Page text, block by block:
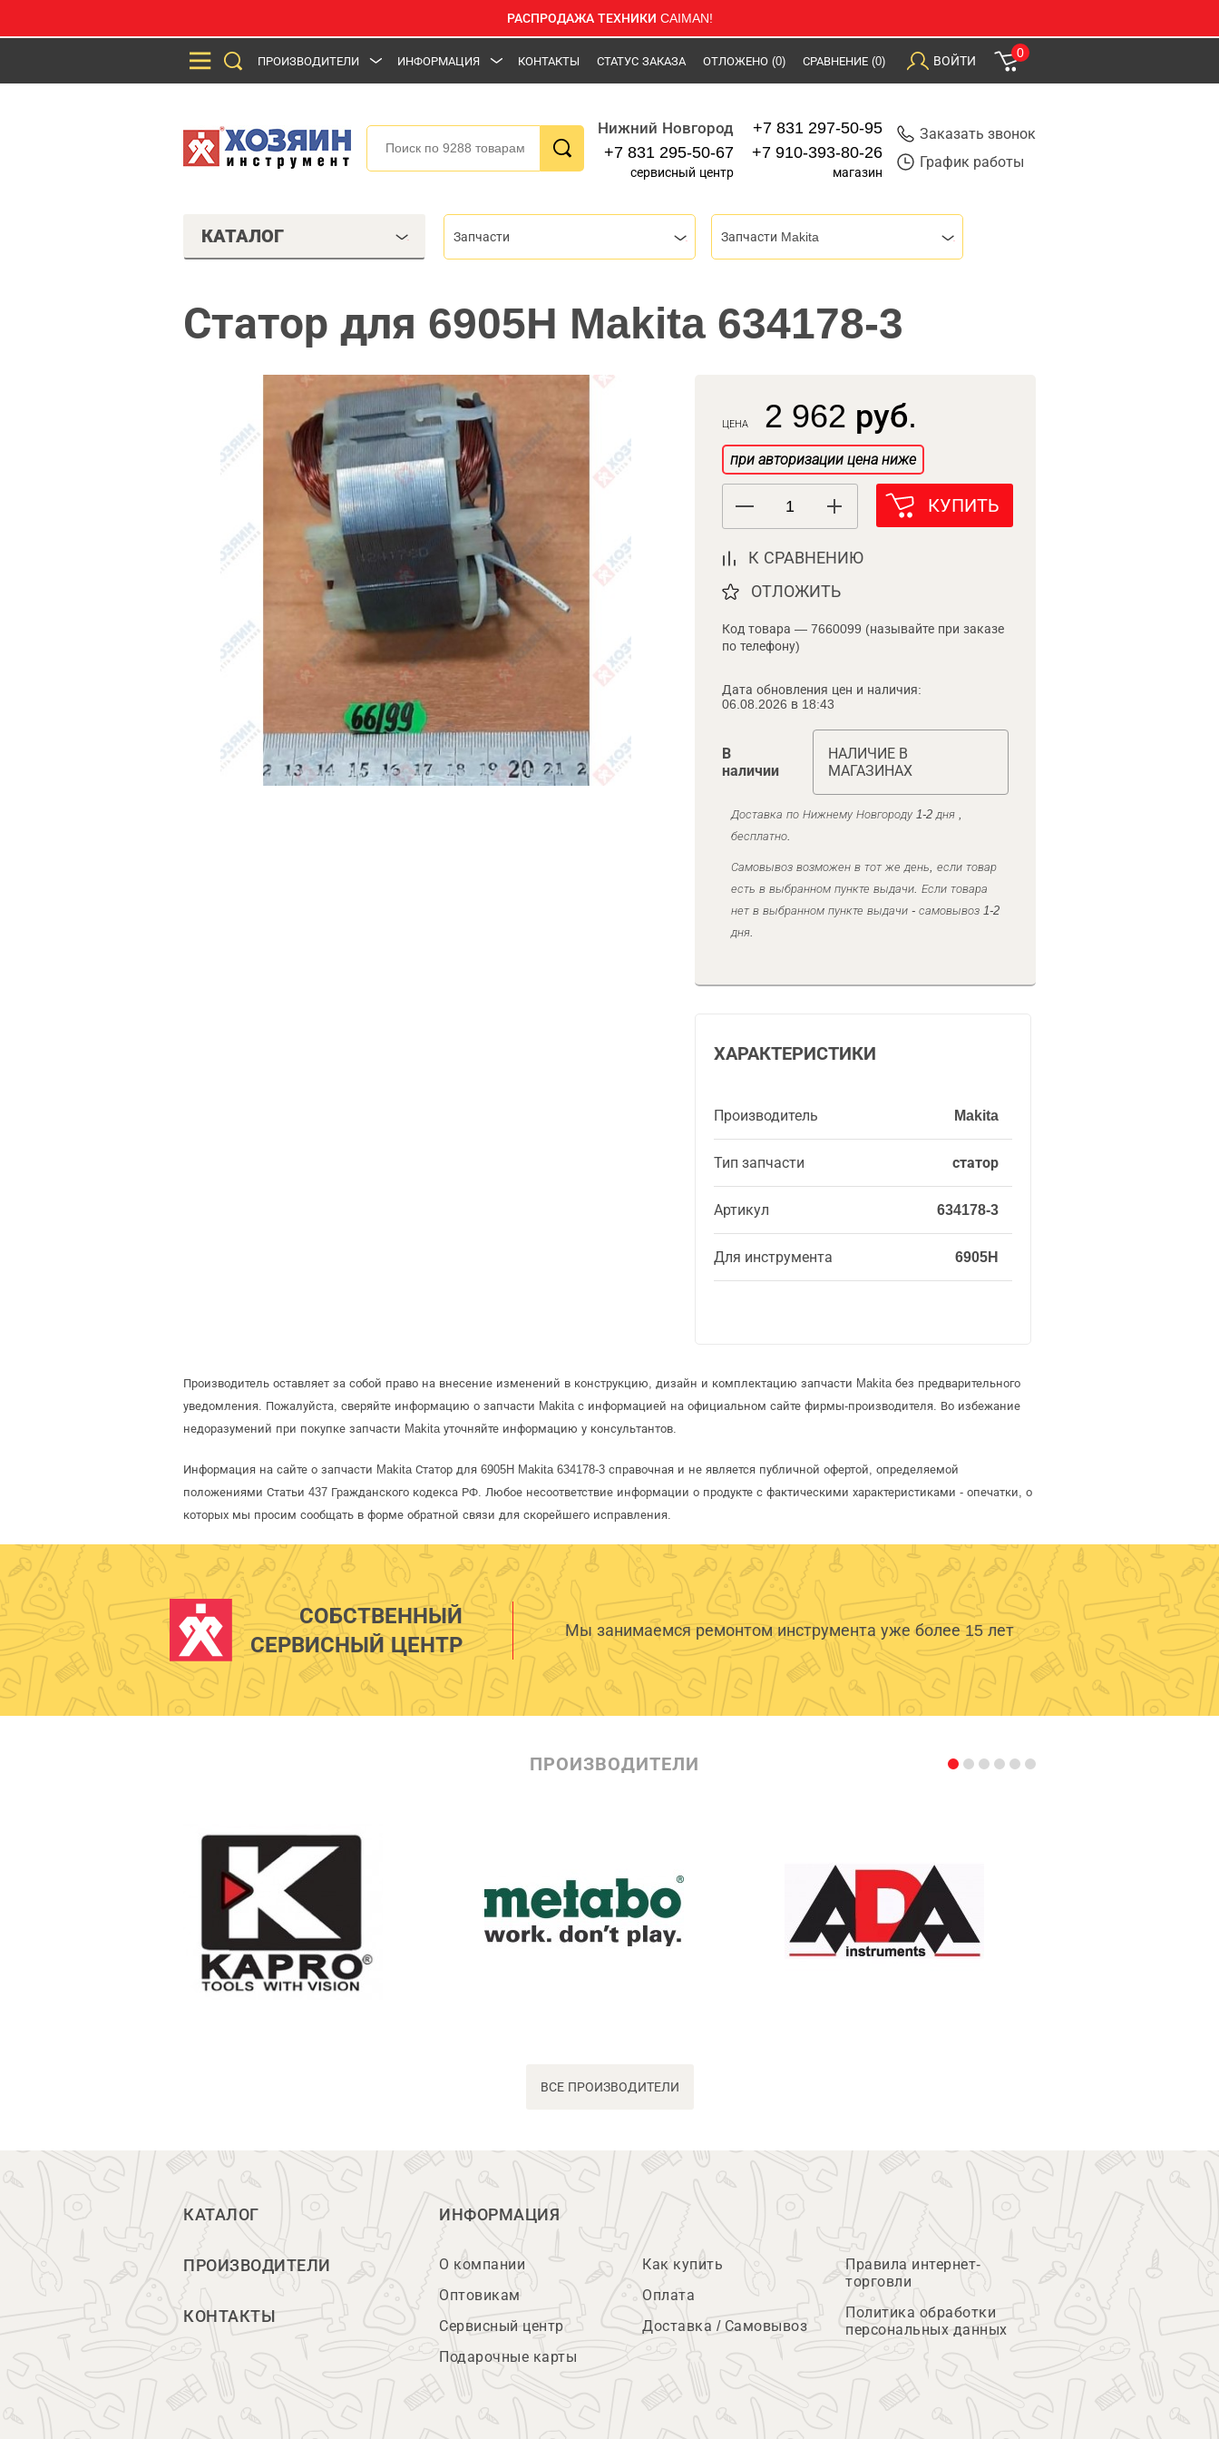
РАСПРОДАЖА ТЕХНИКИ CAIMAN!
ПРОИЗВОДИТЕЛИ ИНФОРМАЦИЯ КОНТАКТЫ СТАТУС ЗАКАЗА ОТЛОЖЕНО (0) СРАВНЕНИЕ (0) ВОЙТИ
0
Нижний Новгород
+7 831 295-50-67
сервисный центр
+7 831 297-50-95
+7 910-393-80-26
магазин
Заказать звонок
График работы
КАТАЛОГ Запчасти Запчасти Makita
Статор для 6905H Makita 634178-3
ЦЕНА 2 962 руб.
при авторизации цена ниже
КУПИТЬ
К СРАВНЕНИЮ
ОТЛОЖИТЬ
Код товара — 7660099 (называйте при заказе
по телефону)
Дата обновления цен и наличия:
06.08.2026 в 18:43
В
наличии
НАЛИЧИЕ В
МАГАЗИНАХ
Доставка по Нижнему Новгороду 1-2 дня ,
бесплатно.
Самовывоз возможен в тот же день, если товар
есть в выбранном пункте выдачи. Если товара
нет в выбранном пункте выдачи - самовывоз 1-2
дня.
ХАРАКТЕРИСТИКИ
Производитель Makita
Тип запчасти статор
Артикул 634178-3
Для инструмента 6905H
Производитель оставляет за собой право на внесение изменений в конструкцию, дизайн и комплектацию запчасти Makita без предварительного
уведомления. Пожалуйста, сверяйте информацию о запчасти Makita с информацией на официальном сайте фирмы-производителя. Во избежание
недоразумений при покупке запчасти Makita уточняйте информацию у консультантов.
Информация на сайте о запчасти Makita Статор для 6905H Makita 634178-3 справочная и не является публичной офертой, определяемой
положениями Статьи 437 Гражданского кодекса РФ. Любое несоответствие информации о продукте с фактическими характеристиками - опечатки, о
которых мы просим сообщать в форме обратной связи для скорейшего исправления.
СОБСТВЕННЫЙ
СЕРВИСНЫЙ ЦЕНТР
Мы занимаемся ремонтом инструмента уже более 15 лет
ПРОИЗВОДИТЕЛИ
ВСЕ ПРОИЗВОДИТЕЛИ
КАТАЛОГ
ПРОИЗВОДИТЕЛИ
КОНТАКТЫ
ИНФОРМАЦИЯ
О компании
Оптовикам
Сервисный центр
Подарочные карты
Как купить
Оплата
Доставка / Самовывоз
Правила интернет-
торговли
Политика обработки
персональных данных